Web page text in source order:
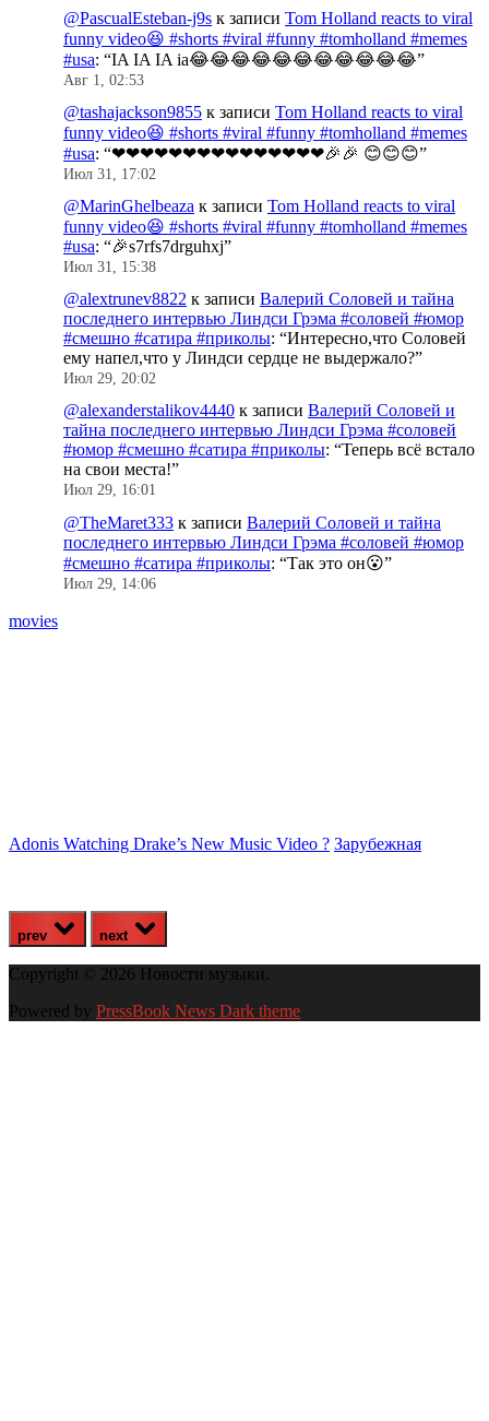
@PascualEsteban-j9s к записи Tom Holland reacts to viral
funny video😆 #shorts #viral #funny #tomholland #memes
#usa: “IA IA IA ia😂😂😂😂😂😂😂😂😂😂😂”
Авг 1, 02:53
@tashajackson9855 к записи Tom Holland reacts to viral
funny video😆 #shorts #viral #funny #tomholland #memes
#usa: “❤❤❤❤❤❤❤❤❤❤❤❤❤❤❤🎉🎉 😊😊😊”
Июл 31, 17:02
@MarinGhelbeaza к записи Tom Holland reacts to viral
funny video😆 #shorts #viral #funny #tomholland #memes
#usa: “🎉s7rfs7drguhxj”
Июл 31, 15:38
@alextrunev8822 к записи Валерий Соловей и тайна
последнего интервью Линдси Грэма #соловей #юмор
#смешно #сатира #приколы: “Интересно,что Соловей
ему напел,что у Линдси сердце не выдержало?”
Июл 29, 20:02
@alexanderstalikov4440 к записи Валерий Соловей и
тайна последнего интервью Линдси Грэма #соловей
#юмор #смешно #сатира #приколы: “Теперь всё встало
на свои места!”
Июл 29, 16:01
@TheMaret333 к записи Валерий Соловей и тайна
последнего интервью Линдси Грэма #соловей #юмор
#смешно #сатира #приколы: “Так это он😮”
Июл 29, 14:06
movies
Adonis Watching Drake’s New Music Video ? Зарубежная
prev next
Copyright © 2026 Новости музыки.
Powered by PressBook News Dark theme